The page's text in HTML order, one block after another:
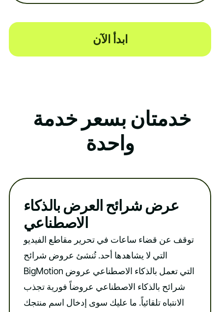
ابدأ الآن
واحدة
عرض شرائح العرض بالذكاء
الاصطناعي
توقف عن قضاء ساعات في تحرير مقاطع الفيديو
التي لا يشاهدها أحد. تُنشئ عروض شرائح
BigMotion التي تعمل بالذكاء الاصطناعي عروض
شرائح بالذكاء الاصطناعي عروضاً فورية تجذب
الانتباه تلقائياً. ما عليك سوى إدخال اسم منتجك